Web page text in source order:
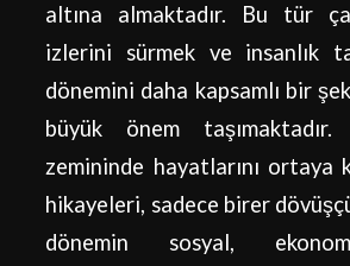
altına almaktadır. Bu tür
izlerini sürmek ve insanlık
dönemini daha kapsamlı bir
büyük önem
zemininde hayatlarını ortaya
hikayeleri, sadece birer
dönemin sosyal,